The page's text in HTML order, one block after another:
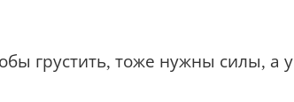
грустить, тоже нужны силы, а у